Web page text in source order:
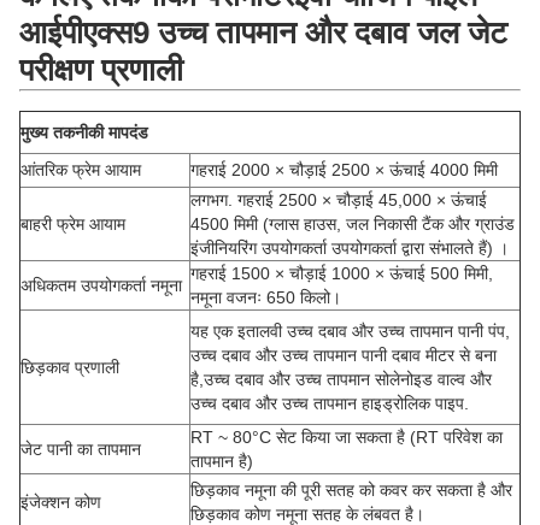
आईपीएक्स9 उच्च तापमान और दबाव जल जेट
परीक्षण प्रणाली
मुख्य तकनीकी मापदंड
आंतरिक फ्रेम आयाम
गहराई 2000 × चौड़ाई 2500 × ऊंचाई 4000 मिमी
बाहरी फ्रेम आयाम
लगभग. गहराई 2500 × चौड़ाई 45,000 × ऊंचाई
4500 मिमी (ग्लास हाउस, जल निकासी टैंक और ग्राउंड
इंजीनियरिंग उपयोगकर्ता उपयोगकर्ता द्वारा संभालते हैं) ।
अधिकतम उपयोगकर्ता नमूना
गहराई 1500 × चौड़ाई 1000 × ऊंचाई 500 मिमी,
नमूना वजनः 650 किलो।
छिड़काव प्रणाली
यह एक इतालवी उच्च दबाव और उच्च तापमान पानी पंप,
उच्च दबाव और उच्च तापमान पानी दबाव मीटर से बना
है,उच्च दबाव और उच्च तापमान सोलेनोइड वाल्व और
उच्च दबाव और उच्च तापमान हाइड्रोलिक पाइप.
जेट पानी का तापमान
RT ~ 80°C सेट किया जा सकता है (RT परिवेश का
तापमान है)
इंजेक्शन कोण
छिड़काव नमूना की पूरी सतह को कवर कर सकता है और
छिड़काव कोण नमूना सतह के लंबवत है।